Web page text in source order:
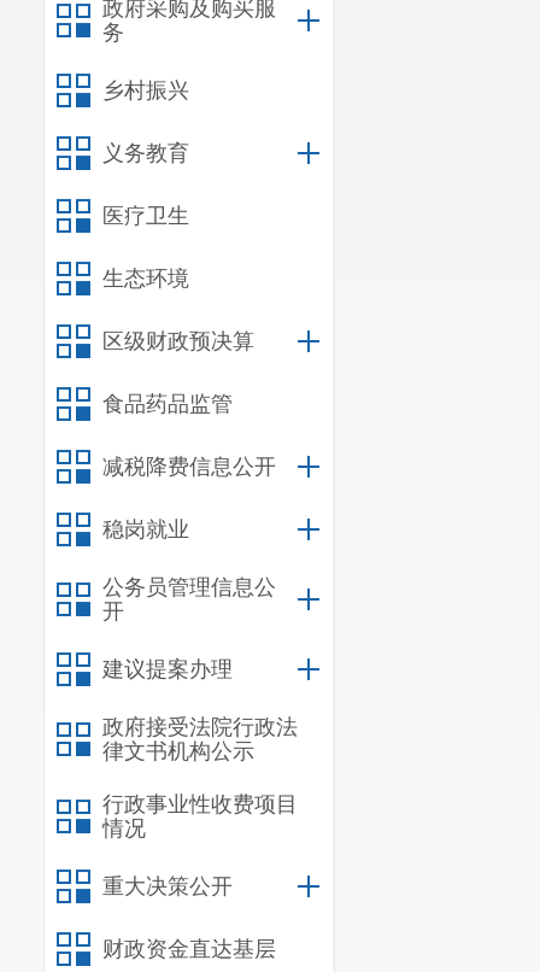
政府采购及购买服
务
乡村振兴
义务教育
医疗卫生
生态环境
区级财政预决算
食品药品监管
减税降费信息公开
稳岗就业
公务员管理信息公
开
建议提案办理
政府接受法院行政法
律文书机构公示
行政事业性收费项目
情况
重大决策公开
财政资金直达基层